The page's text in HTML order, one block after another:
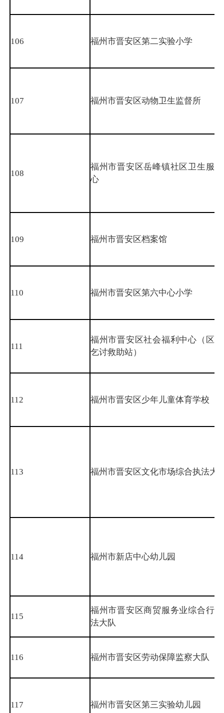
106 福州市晋安区第二实验小学
107 福州市晋安区动物卫生监督所
108
福州市晋安区岳峰镇社区卫生服
心
109 福州市晋安区档案馆
110 福州市晋安区第六中心小学
111
福州市晋安区社会福利中心（区
乞讨救助站）
112 福州市晋安区少年儿童体育学校
113 福州市晋安区文化市场综合执法大
114 福州市新店中心幼儿园
115
福州市晋安区商贸服务业综合行
法大队
116 福州市晋安区劳动保障监察大队
117 福州市晋安区第三实验幼儿园